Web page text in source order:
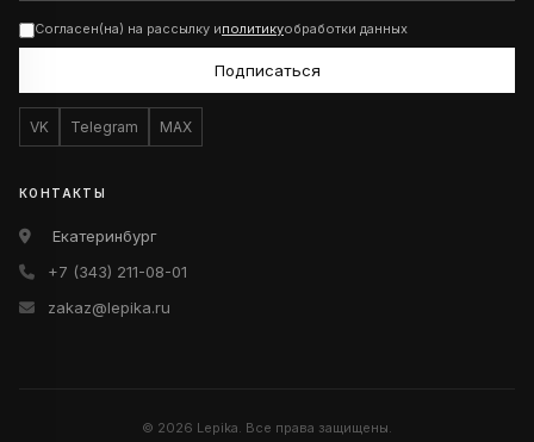
Согласен(на) на рассылку иполитикуобработки данных
Подписаться
VK Telegram MAX
КОНТАКТЫ
Екатеринбург
+7 (343) 211-08-01
zakaz@lepika.ru
© 2026 Lepika. Все права защищены.